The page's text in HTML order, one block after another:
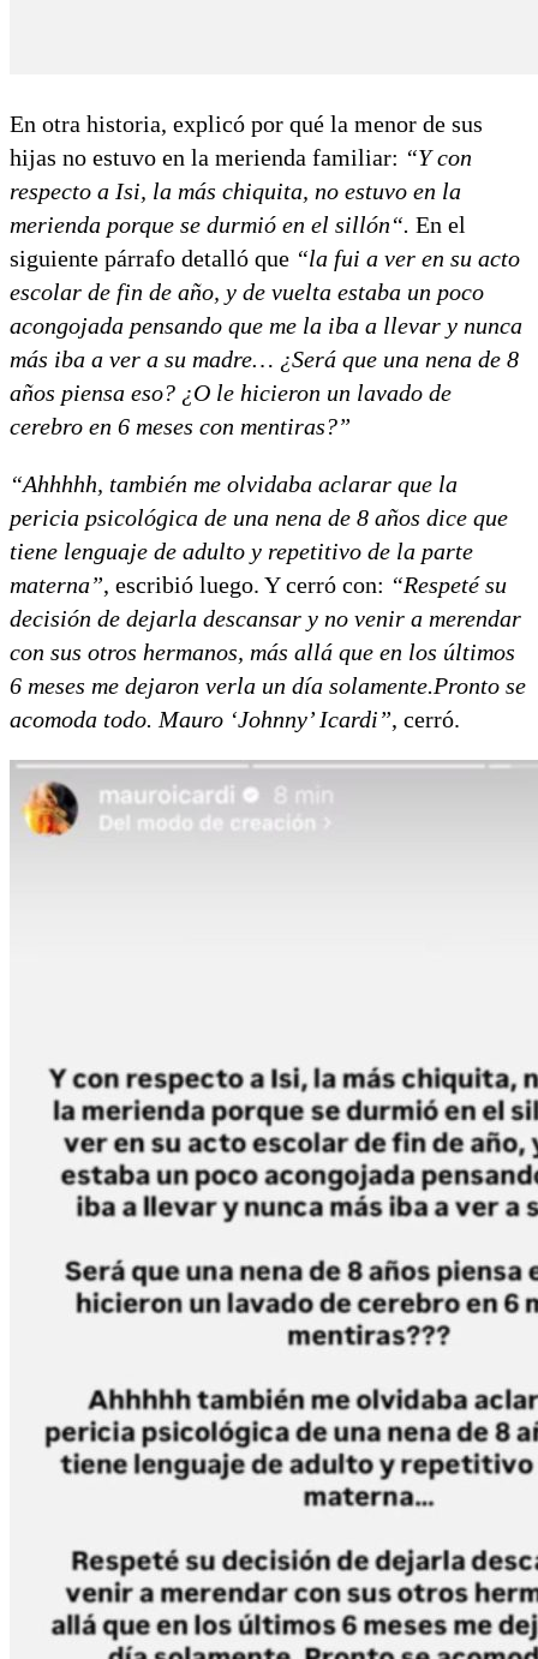
En otra historia, explicó por qué la menor de sus
hijas no estuvo en la merienda familiar: “Y con
respecto a Isi, la más chiquita, no estuvo en la
merienda porque se durmió en el sillón“. En el
siguiente párrafo detalló que “la fui a ver en su acto
escolar de fin de año, y de vuelta estaba un poco
acongojada pensando que me la iba a llevar y nunca
más iba a ver a su madre… ¿Será que una nena de 8
años piensa eso? ¿O le hicieron un lavado de
cerebro en 6 meses con mentiras?”
“Ahhhhh, también me olvidaba aclarar que la
pericia psicológica de una nena de 8 años dice que
tiene lenguaje de adulto y repetitivo de la parte
materna”, escribió luego. Y cerró con: “Respeté su
decisión de dejarla descansar y no venir a merendar
con sus otros hermanos, más allá que en los últimos
6 meses me dejaron verla un día solamente.Pronto se
acomoda todo. Mauro ‘Johnny’ Icardi”, cerró.